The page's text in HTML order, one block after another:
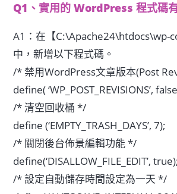
Q1、實用的 WordPress 程式碼
A1：在【C:\Apache24\htdocs\wp-
中，新增以下程式碼。
/* 禁用WordPress文章版本(Post
define( ‘WP_POST_REVISIONS’,
/* 清空回收桶 */
define (‘EMPTY_TRASH_DAYS’, 7);
/* 關閉後台佈景編輯功能 */
define(‘DISALLOW_FILE_EDIT’,
/* 設定自動儲存時間設定為一天 */